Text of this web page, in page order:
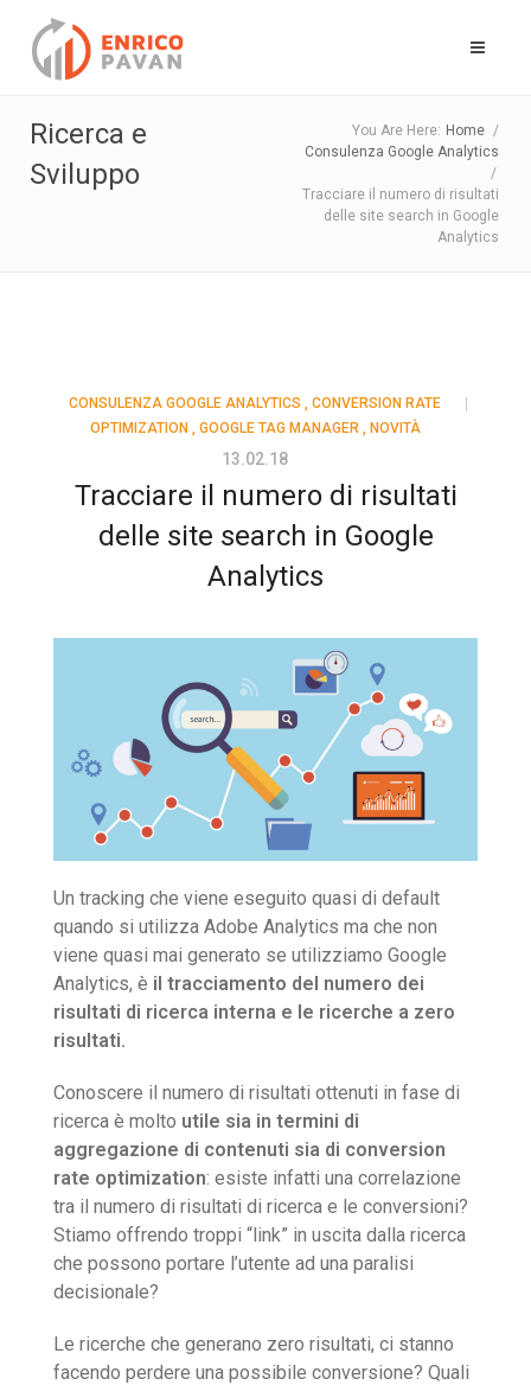
Ricerca e
Sviluppo
You Are Here: Home /
Consulenza Google Analytics
/
Tracciare il numero di risultati
delle site search in Google
Analytics
CONSULENZA GOOGLE ANALYTICS , CONVERSION RATE
OPTIMIZATION , GOOGLE TAG MANAGER, NOVITÀ
13.02.18
Tracciare il numero di risultati
delle site search in Google
Analytics
Un tracking che viene eseguito quasi di default
quando si utilizza Adobe Analytics ma che non
viene quasi mai generato se utilizziamo Google
Analytics, è il tracciamento del numero dei
risultati di ricerca interna e le ricerche a zero
risultati.
Conoscere il numero di risultati ottenuti in fase di
ricerca è molto utile sia in termini di
aggregazione di contenuti sia di conversion
rate optimization: esiste infatti una correlazione
tra il numero di risultati di ricerca e le conversioni?
Stiamo offrendo troppi “link” in uscita dalla ricerca
che possono portare l’utente ad una paralisi
decisionale?
Le ricerche che generano zero risultati, ci stanno
facendo perdere una possibile conversione? Quali